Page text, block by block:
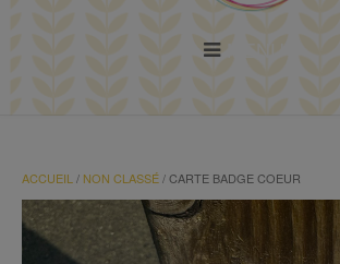
ACCUEIL / NON CLASSÉ/ CARTE BADGE COEUR